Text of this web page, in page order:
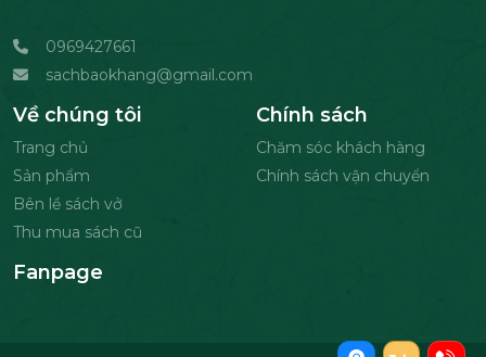
0969427661
sachbaokhang@gmail.com
Về chúng tôi
Trang chủ
Sản phẩm
Bên lề sách vở
Thu mua sách cũ
Chính sách
Chăm sóc khách hàng
Chính sách vận chuyển
Fanpage